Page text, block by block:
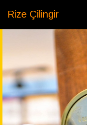
Rize Çilingir